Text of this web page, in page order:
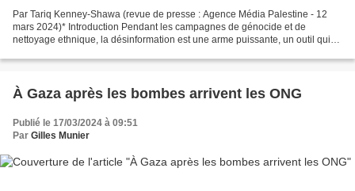
Par Tariq Kenney-Shawa (revue de presse : Agence Média Palestine - 12
mars 2024)* Introduction Pendant les campagnes de génocide et de
nettoyage ethnique, la désinformation est une arme puissante, un outil qui
À Gaza après les bombes arrivent les ONG
Publié le 17/03/2024 à 09:51
Par Gilles Munier